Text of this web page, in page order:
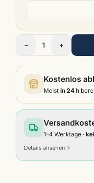
− 1 +
Kostenlos
Meist in 24 h
1–4 Werktage ·
Details ansehen→